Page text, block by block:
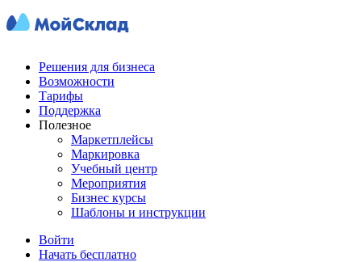
Решения для бизнеса
Возможности
Тарифы
Поддержка
Полезное
Маркетплейсы
Маркировка
Учебный центр
Мероприятия
Бизнес курсы
Шаблоны и инструкции
Войти
Начать бесплатно